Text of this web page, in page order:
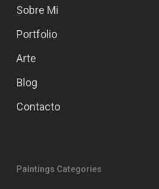
Sobre Mi
Portfolio
Arte
Blog
Contacto
Paintings Categories